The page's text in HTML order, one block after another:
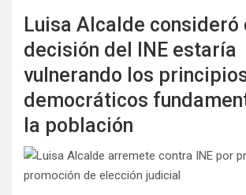
Luisa Alcalde consideró
decisión del INE estaría
vulnerando los
democráticos
la población